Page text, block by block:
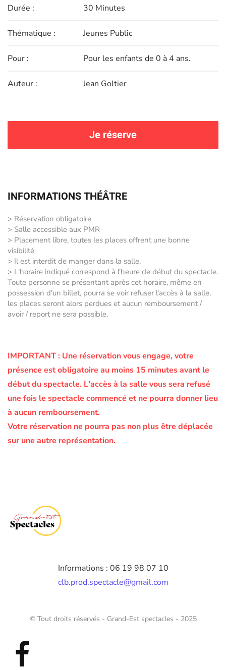
Durée : 30 Minutes
Thématique : Jeunes Public
Pour : Pour les enfants de 0 à 4 ans.
Auteur : Jean Goltier
Je réserve
INFORMATIONS THÉÂTRE
> Réservation obligatoire
> Salle accessible aux PMR
> Placement libre, toutes les places offrent une bonne
visibilité
> Il est interdit de manger dans la salle.
> L'horaire indiqué correspond à l'heure de début du spectacle.
Toute personne se présentant après cet horaire, même en
possession d'un billet, pourra se voir refuser l'accès à la salle,
les places seront alors perdues et aucun remboursement /
avoir / report ne sera possible.
IMPORTANT : Une réservation vous engage, votre
présence est obligatoire au moins 15 minutes avant le
début du spectacle. L'accès à la salle vous sera refusé
une fois le spectacle commencé et ne pourra donner lieu
à aucun remboursement.
Votre réservation ne pourra pas non plus être déplacée
sur une autre représentation.
Informations : 06 19 98 07 10
clb.prod.spectacle@gmail.com
© Tout droits réservés - Grand-Est spectacles - 2025